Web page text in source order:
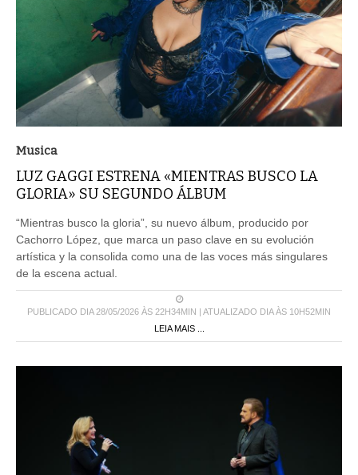
Musica
LUZ GAGGI ESTRENA «MIENTRAS BUSCO LA
GLORIA» SU SEGUNDO ÁLBUM
“Mientras busco la gloria”, su nuevo álbum, producido por
Cachorro López, que marca un paso clave en su evolución
artística y la consolida como una de las voces más singulares
de la escena actual.
PUBLICADO DIA 28/05/2026 ÀS 22H34MIN | ATUALIZADO DIA ÀS 10H52MIN
LEIA MAIS ...